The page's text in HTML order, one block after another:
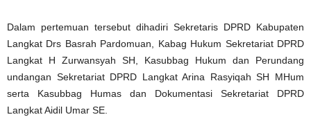
Dalam pertemuan tersebut dihadiri Sekretaris DPRD Kabupaten
Langkat Drs Basrah Pardomuan, Kabag Hukum Sekretariat DPRD
Langkat H Zurwansyah SH, Kasubbag Hukum dan Perundang
undangan Sekretariat DPRD Langkat Arina Rasyiqah SH MHum
serta Kasubbag Humas dan Dokumentasi Sekretariat DPRD
Langkat Aidil Umar SE.